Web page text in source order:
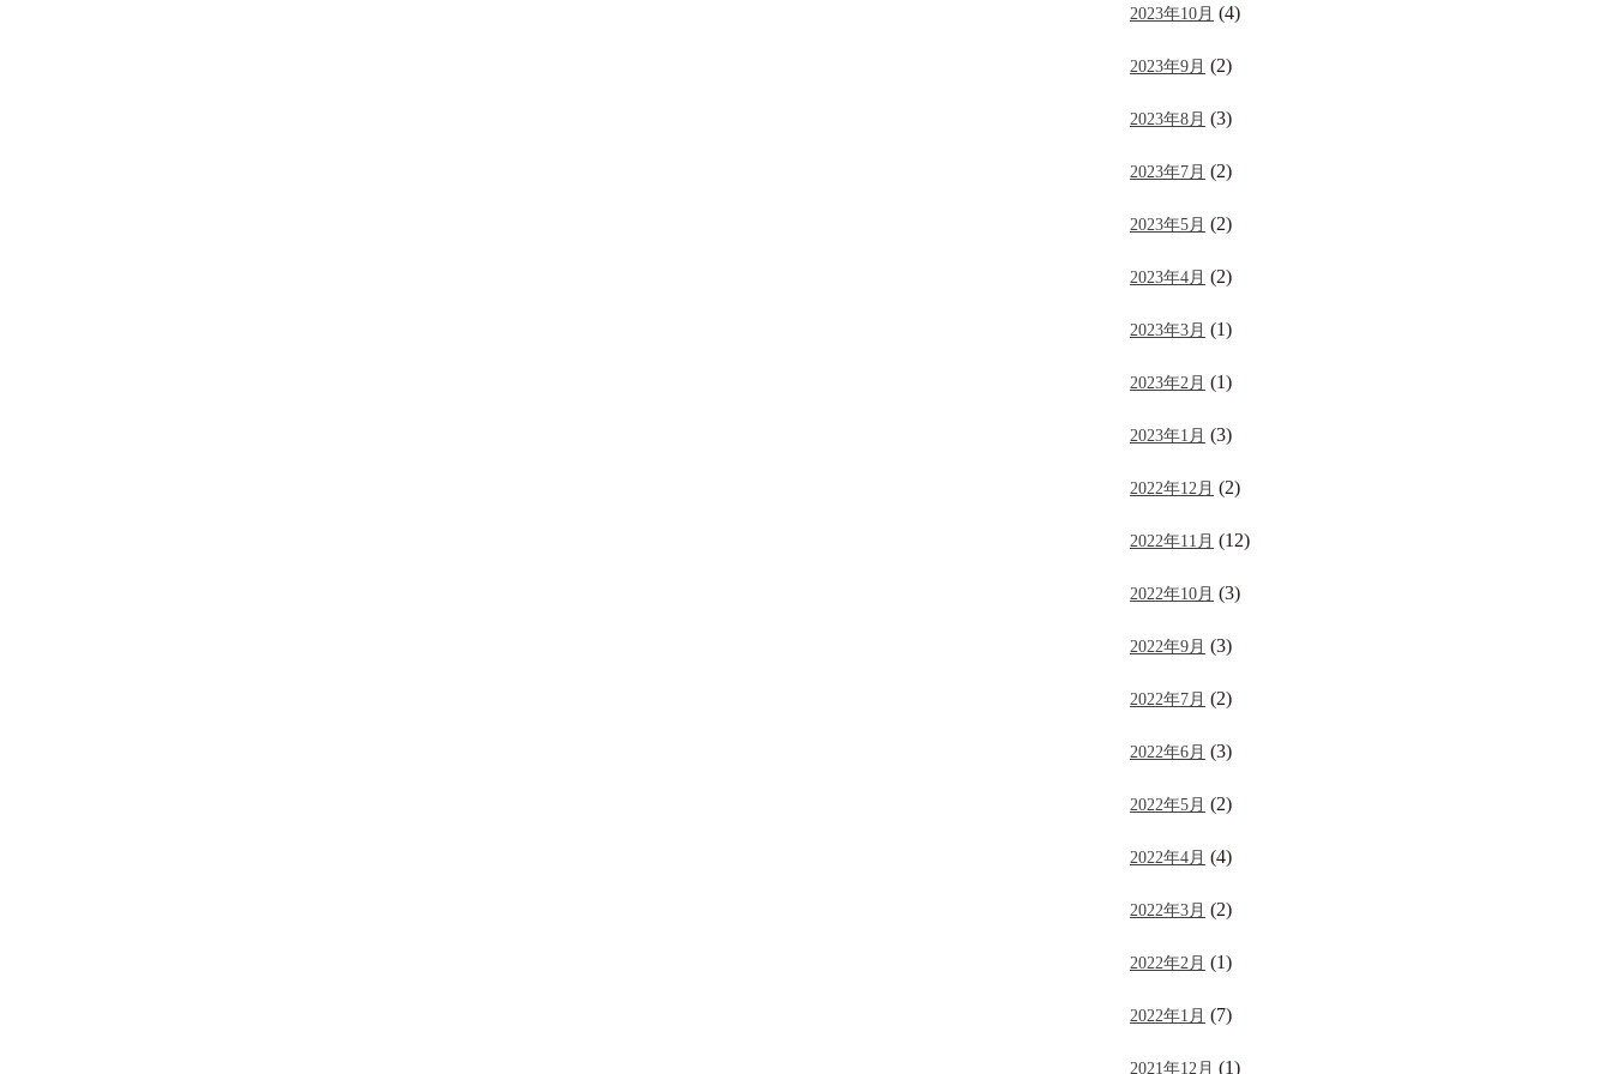
2023年10月 (4)
2023年9月 (2)
2023年8月 (3)
2023年7月 (2)
2023年5月 (2)
2023年4月 (2)
2023年3月 (1)
2023年2月 (1)
2023年1月 (3)
2022年12月 (2)
2022年11月 (12)
2022年10月 (3)
2022年9月 (3)
2022年7月 (2)
2022年6月 (3)
2022年5月 (2)
2022年4月 (4)
2022年3月 (2)
2022年2月 (1)
2022年1月 (7)
2021年12月 (1)